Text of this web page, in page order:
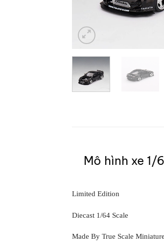
Mô hình xe 1/
Limited Edition
Diecast 1/64 Scale
Made By True Scale